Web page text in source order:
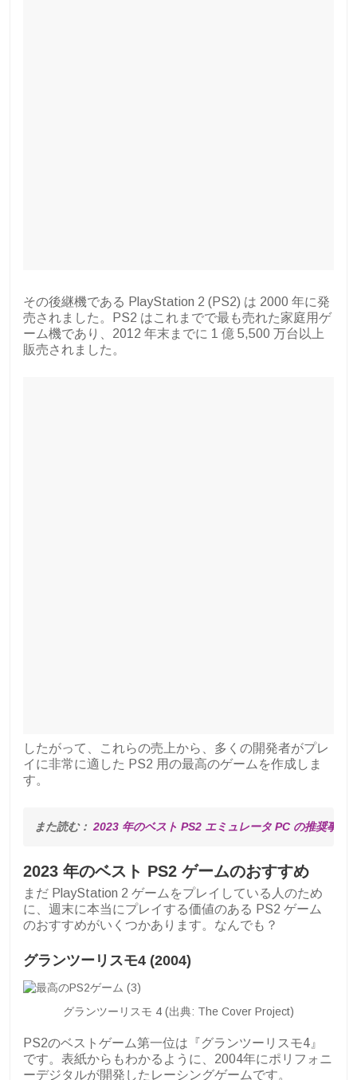
その後継機である PlayStation 2 (PS2) は 2000 年に発
売されました。PS2 はこれまでで最も売れた家庭用ゲ
ーム機であり、2012 年末までに 1 億 5,500 万台以上
販売されました。
したがって、これらの売上から、多くの開発者がプレ
イに非常に適した PS2 用の最高のゲームを作成しま
す。
また読む： 2023 年のベスト PS2 エミュレータ PC の推奨事項
2023 年のベスト PS2 ゲームのおすすめ
まだ PlayStation 2 ゲームをプレイしている人のため
に、週末に本当にプレイする価値のある PS2 ゲーム
のおすすめがいくつかあります。なんでも？
グランツーリスモ4 (2004)
グランツーリスモ 4 (出典: The Cover Project)
PS2のベストゲーム第一位は『グランツーリスモ4』
です。表紙からもわかるように、2004年にポリフォニ
ーデジタルが開発したレーシングゲームです。